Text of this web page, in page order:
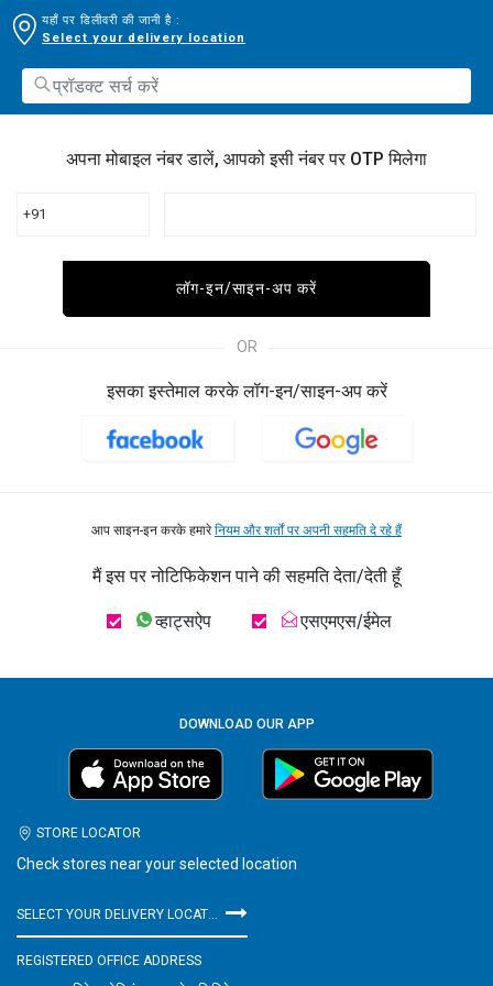
यहाँ पर डिलीवरी की जानी है :
Select your delivery location
अपना मोबाइल नंबर डालें, आपको इसी नंबर पर OTP मिलेगा
+91
लॉग-इन/साइन-अप करें
OR
इसका इस्तेमाल करके लॉग-इन/साइन-अप करें
आप साइन-इन करके हमारेनियम और शर्तों पर अपनी सहमति दे रहे हैं
मैं इस पर नोटिफिकेशन पाने की सहमति देता/देती हूँ
व्हाट्सऐप एसएमएस/ईमेल
DOWNLOAD OUR APP
STORE LOCATOR
Check stores near your selected location
SELECT YOUR DELIVERY LOCATION
REGISTERED OFFICE ADDRESS